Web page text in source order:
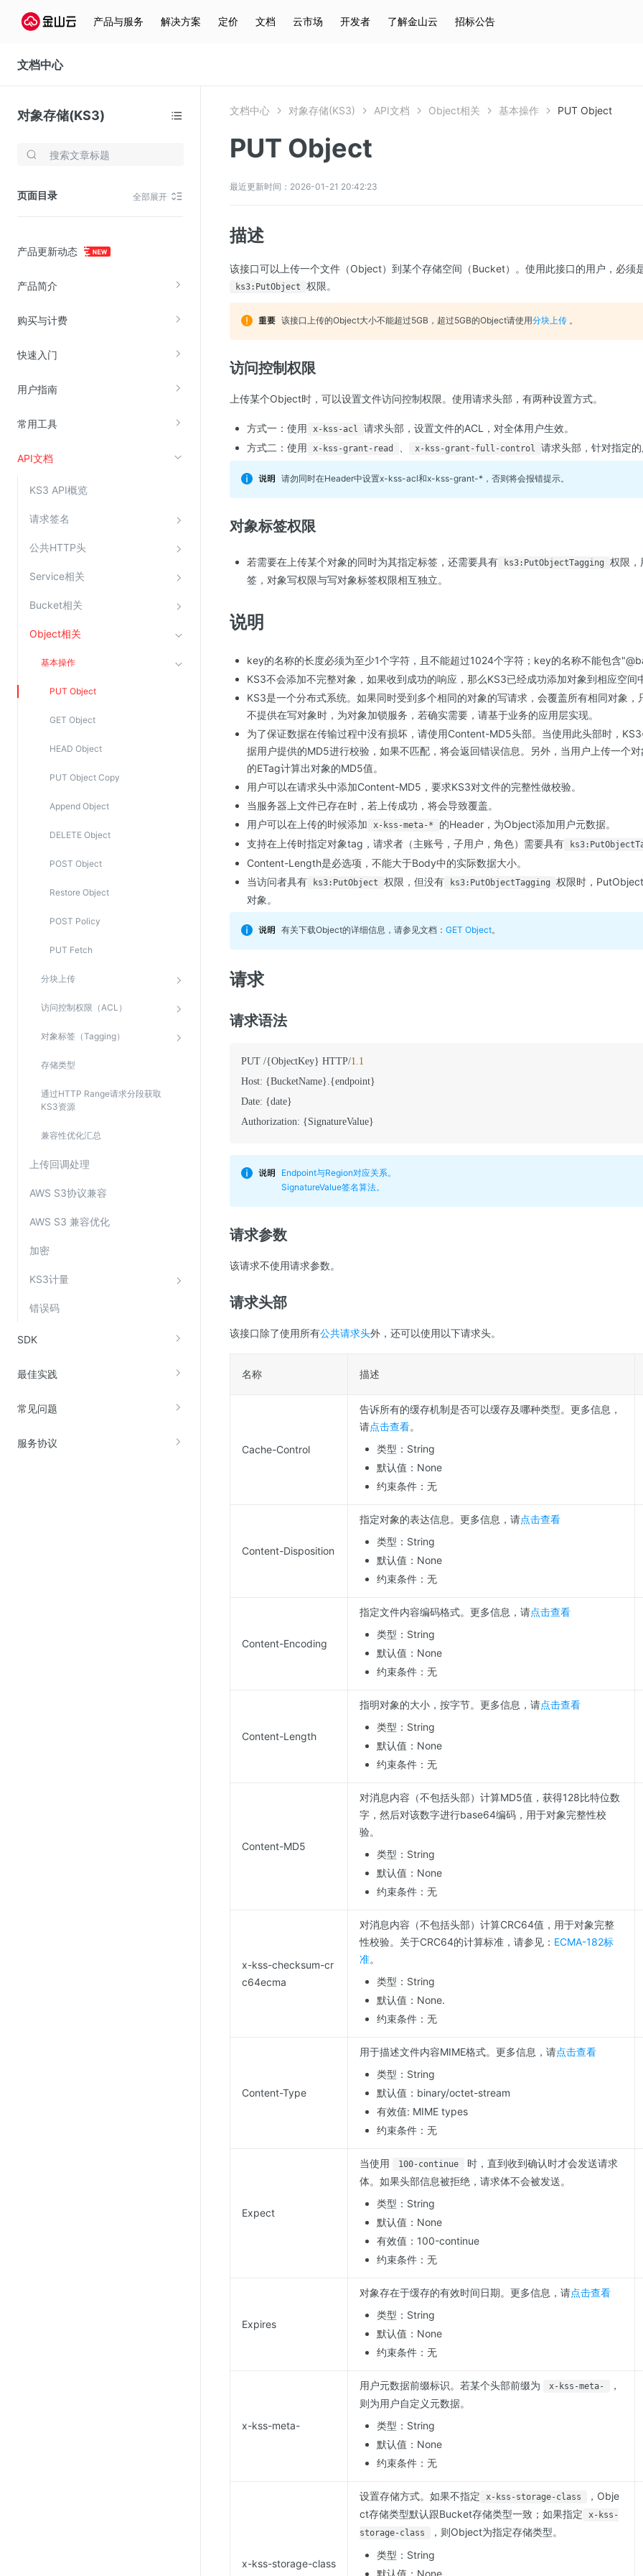
产品与服务 解决方案 定价 文档 云市场 开发者 了解金山云 招标公告
文档中心
对象存储(KS3)
页面目录 全部展开
产品更新动态
产品简介
购买与计费
快速入门
用户指南
常用工具
API文档
KS3 API概览
请求签名
公共HTTP头
Service相关
Bucket相关
Object相关
基本操作
PUT Object
GET Object
HEAD Object
PUT Object Copy
Append Object
DELETE Object
POST Object
Restore Object
POST Policy
PUT Fetch
分块上传
访问控制权限（ACL）
对象标签（Tagging）
存储类型
通过HTTP Range请求分段获取
KS3资源
兼容性优化汇总
上传回调处理
AWS S3协议兼容
AWS S3 兼容优化
加密
KS3计量
错误码
SDK
最佳实践
常见问题
服务协议
存储与云分发
云硬盘(EBS)
在线迁移服务
视频云服务
云直播(KLS)
边缘节点计算
金山云云防火墙
大模型应用防火墙
渗透测试
DDoS原生高防
主机安全
云安全中心
应急响应
合规性
资质认证
欧盟数据保护条例（GDPR）
文档中心 对象存储(KS3) API文档 Object相关 基本操作 PUT Object
PUT Object
最近更新时间：2026-01-21 20:42:23
描述
该接口可以上传一个文件（Object）到某个存储空间（Bucket）。使用此接口的用户，必须
ks3:PutObject 权限。
该接口上传的Object大小不能超过5GB，超过5GB的Object请使用分块上传 。
访问控制权限
上传某个Object时，可以设置文件访问控制权限。使用请求头部，有两种设置方式。
方式一：使用 x-kss-acl
请求头部，设置文件的ACL，对全体用户生效。
方式二：使用
x-kss-grant-read x-kss-grant-full-control 请求头部，针对指定的
请勿同时在Header中设置x-kss-acl和x-kss-grant-*，否则将会报错提示。
对象标签权限
若需要在上传某个对象的同时为其指定标签，还需要具有 ks3:PutObjectTagging
权限，
签，对象写权限与写对象标签权限相互独立。
说明
key的名称的长度必须为至少1个字符，且不能超过1024个字符；key的名称不能包含
KS3不会添加不完整对象，如果收到成功的响应，那么KS3已经成功添加对象到相应空间
KS3是一个分布式系统。如果同时受到多个相同的对象的写请求，会覆盖所有相同对象，
不提供在写对象时，为对象加锁服务，若确实需要，请基于业务的应用层实现。
为了保证数据在传输过程中没有损坏，请使用Content-MD5头部。当使用此头部时，
据用户提供的MD5进行校验，如果不匹配，将会返回错误信息。另外，当用户上传一个
的ETag计算出对象的MD5值。
用户可以在请求头中添加Content-MD5，要求KS3对文件的完整性做校验。
当服务器上文件已存在时，若上传成功，将会导致覆盖。
用户可以在上传的时候添加
x-kss-meta-*
的Header，为Object添加用户元数据。
支持在上传时指定对象tag，请求者（主账号，子用户，角色）需要具有
Content-Length是必选项，不能大于Body中的实际数据大小。
当访问者具有
ks3:PutObject 权限，但没有 ks3:PutObjectTagging
权限时，
对象。
有关下载Object的详细信息，请参见文档： GET Object。
请求
请求语法
PUT /{ObjectKey} HTTP/1.1
Host: {BucketName}.{endpoint}
Date: {date}
Authorization: {SignatureValue}
Endpoint与Region对应关系。
SignatureValue签名算法。
请求参数
该请求不使用请求参数。
请求头部
该接口除了使用所有公共请求头外，还可以使用以下请求头。
名称 描述
Cache-Control
告诉所有的缓存机制是否可以缓存及哪种类型。更多信息，
请点击查看。
类型：String
默认值：None
约束条件：无
Content-Disposition
指定对象的表达信息。更多信息，请点击查看
类型：String
默认值：None
约束条件：无
Content-Encoding
指定文件内容编码格式。更多信息，请点击查看
类型：String
默认值：None
约束条件：无
Content-Length
指明对象的大小，按字节。更多信息，请点击查看
类型：String
默认值：None
约束条件：无
Content-MD5
对消息内容（不包括头部）计算MD5值，获得128比特位数
字，然后对该数字进行base64编码，用于对象完整性校
验。
类型：String
默认值：None
约束条件：无
x-kss-checksum-cr
c64ecma
对消息内容（不包括头部）计算CRC64值，用于对象完整
性校验。关于CRC64的计算标准，请参见： ECMA-182标
准。
类型：String
默认值：None.
约束条件：无
Content-Type
用于描述文件内容MIME格式。更多信息，请点击查看
类型：String
默认值：binary/octet-stream
有效值: MIME types
约束条件：无
Expect
当使用 100-continue
时，直到收到确认时才会发送请求
体。如果头部信息被拒绝，请求体不会被发送。
类型：String
默认值：None
有效值：100-continue
约束条件：无
Expires
对象存在于缓存的有效时间日期。更多信息，请点击查看
类型：String
默认值：None
约束条件：无
x-kss-meta-
用户元数据前缀标识。若某个头部前缀为 x-kss-meta-
，
则为用户自定义元数据。
类型：String
默认值：None
约束条件：无
x-kss-storage-class
设置存储方式。如果不指定 x-kss-storage-class
，Obje
ct存储类型默认跟Bucket存储类型一致；如果指定
x-kss-
storage-class
，则Object为指定存储类型。
类型：String
默认值：None